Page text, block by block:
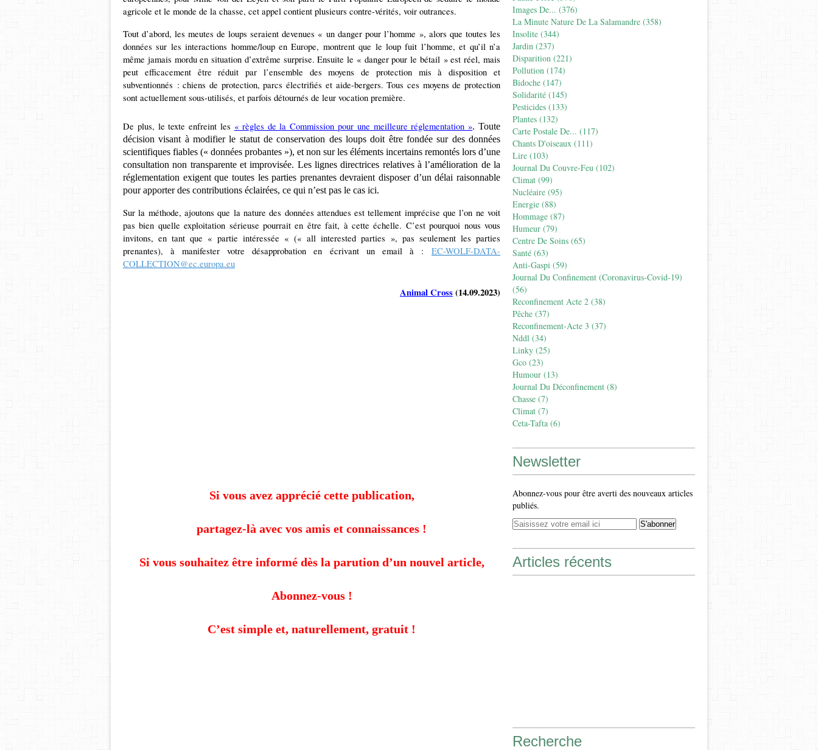
agricole et le monde de la chasse, cet appel contient plusieurs contre-vérités, voir outrances.
Tout d’abord, les meutes de loups seraient devenues « un danger pour l’homme », alors que toutes les
données sur les interactions homme/loup en Europe, montrent que le loup fuit l’homme, et qu’il n’a
même jamais mordu en situation d’extrême surprise. Ensuite le « danger pour le bétail » est réel, mais
peut efficacement être réduit par l’ensemble des moyens de protection mis à disposition et
subventionnés : chiens de protection, parcs électrifiés et aide-bergers. Tous ces moyens de protection
sont actuellement sous-utilisés, et parfois détournés de leur vocation première.
De plus, le texte enfreint les « règles de la Commission pour une meilleure réglementation ». Toute
décision visant à modifier le statut de conservation des loups doit être fondée sur des données
scientifiques fiables (« données probantes »), et non sur les éléments incertains remontés lors d’une
consultation non transparente et improvisée. Les lignes directrices relatives à l’amélioration de la
réglementation exigent que toutes les parties prenantes devraient disposer d’un délai raisonnable
pour apporter des contributions éclairées, ce qui n’est pas le cas ici.
Sur la méthode, ajoutons que la nature des données attendues est tellement imprécise que l’on ne voit
pas bien quelle exploitation sérieuse pourrait en être fait, à cette échelle. C’est pourquoi nous vous
invitons, en tant que « partie intéressée « (« all interested parties », pas seulement les parties
prenantes), à manifester votre désapprobation en écrivant un email à : EC-WOLF-DATA-
COLLECTION@ec.europa.eu
Animal Cross(14.09.2023)
Si vous avez apprécié cette publication,
partagez-là avec vos amis et connaissances !
Si vous souhaitez être informé dès la parution d’un nouvel article,
Abonnez-vous !
C’est simple et, naturellement, gratuit !
Images De... (376)
La Minute Nature De La Salamandre (358)
Insolite (344)
Jardin (237)
Disparition (221)
Pollution (174)
Bidoche (147)
Solidarité (145)
Pesticides (133)
Plantes (132)
Carte Postale De... (117)
Chants D'oiseaux (111)
Lire (103)
Journal Du Couvre-Feu (102)
Climat (99)
Nucléaire (95)
Energie (88)
Hommage (87)
Humeur (79)
Centre De Soins (65)
Santé (63)
Anti-Gaspi (59)
Journal Du Confinement (coronavirus-Covid-19)
(56)
Reconfinement Acte 2 (38)
Pêche (37)
Reconfinement-Acte 3 (37)
Nddl (34)
Linky (25)
Gco (23)
Humour (13)
Journal Du Déconfinement (8)
Chasse (7)
Climat (7)
Ceta-Tafta (6)
Newsletter
Abonnez-vous pour être averti des nouveaux articles
publiés.
Articles récents
Recherche